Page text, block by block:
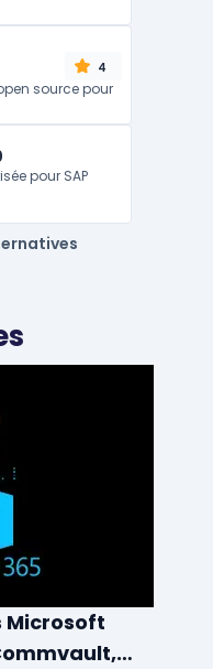
4
source pour
pour SAP
Microsoft